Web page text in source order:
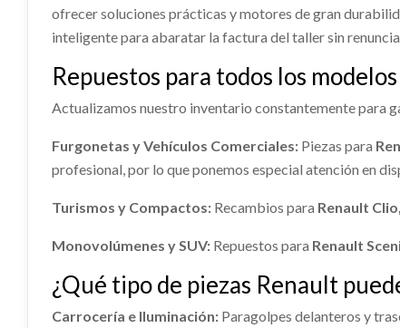
PILOTO TRASERO IZQUIERDO
8200002473
PILOTO TRASERO IZQUIERDO
RENAULT LAGUNA II (BG0) AUTHENTIQUE
13,43 €
ofrecer soluciones prácticas y motores de gran
inteligente para abaratar la factura del taller sin
Repuestos para todos los
Actualizamos nuestro inventario constantemente para
Furgonetas y Vehículos Comerciales: Piezas para
profesional, por lo que ponemos especial atención en
Turismos y Compactos: Recambios para Renault
Monovolúmenes y SUV: Repuestos para Renault
¿Qué tipo de piezas Renault
Carrocería e Iluminación: Paragolpes delanteros y